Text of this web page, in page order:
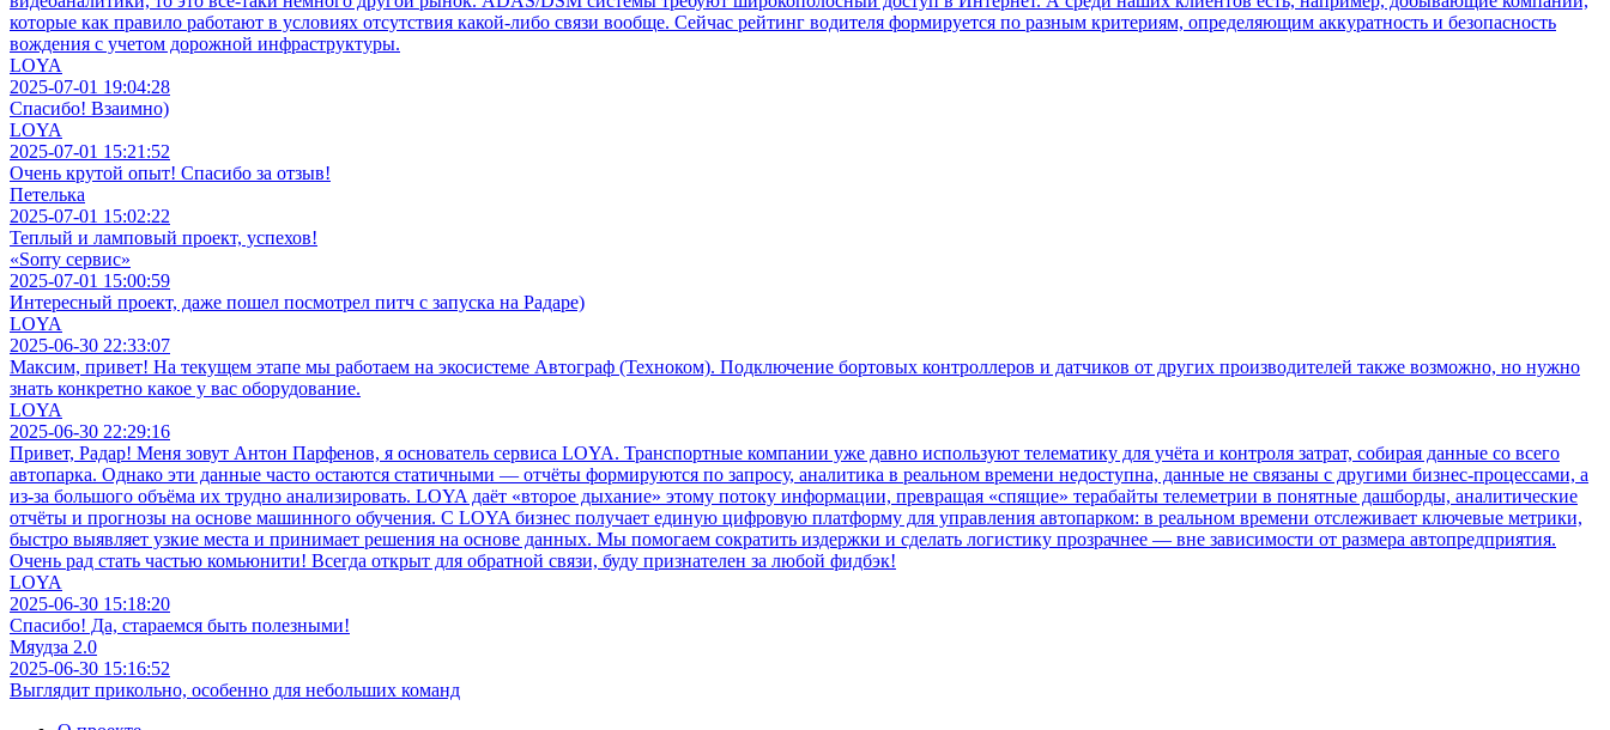
которые как правило работают в условиях отсутствия какой-либо связи вообще. Сейчас рейтинг водителя формируется по разным критериям, определяющим аккуратность и безопасность
вождения с учетом дорожной инфраструктуры.
LOYA
2025-07-01 19:04:28
Спасибо! Взаимно)
LOYA
2025-07-01 15:21:52
Очень крутой опыт! Спасибо за отзыв!
Петелька
2025-07-01 15:02:22
Теплый и ламповый проект, успехов!
«Sorry сервис»
2025-07-01 15:00:59
Интересный проект, даже пошел посмотрел питч с запуска на Радаре)
LOYA
2025-06-30 22:33:07
Максим, привет! На текущем этапе мы работаем на экосистеме Автограф (Техноком). Подключение бортовых контроллеров и датчиков от других производителей также возможно, но нужно
знать конкретно какое у вас оборудование.
LOYA
2025-06-30 22:29:16
Привет, Радар! Меня зовут Антон Парфенов, я основатель сервиса LOYA. Транспортные компании уже давно используют телематику для учёта и контроля затрат, собирая данные со всего
автопарка. Однако эти данные часто остаются статичными — отчёты формируются по запросу, аналитика в реальном времени недоступна, данные не связаны с другими бизнес-процессами, а
из-за большого объёма их трудно анализировать. LOYA даёт «второе дыхание» этому потоку информации, превращая «спящие» терабайты телеметрии в понятные дашборды, аналитические
отчёты и прогнозы на основе машинного обучения. С LOYA бизнес получает единую цифровую платформу для управления автопарком: в реальном времени отслеживает ключевые метрики,
быстро выявляет узкие места и принимает решения на основе данных. Мы помогаем сократить издержки и сделать логистику прозрачнее — вне зависимости от размера автопредприятия.
Очень рад стать частью комьюнити! Всегда открыт для обратной связи, буду признателен за любой фидбэк!
LOYA
2025-06-30 15:18:20
Спасибо! Да, стараемся быть полезными!
Мяудза 2.0
2025-06-30 15:16:52
Выглядит прикольно, особенно для небольших команд